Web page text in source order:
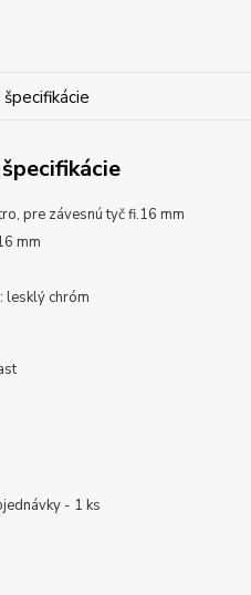
pre závesnú tyč fi.16 mm
mm
lesklý chróm
- 1 ks